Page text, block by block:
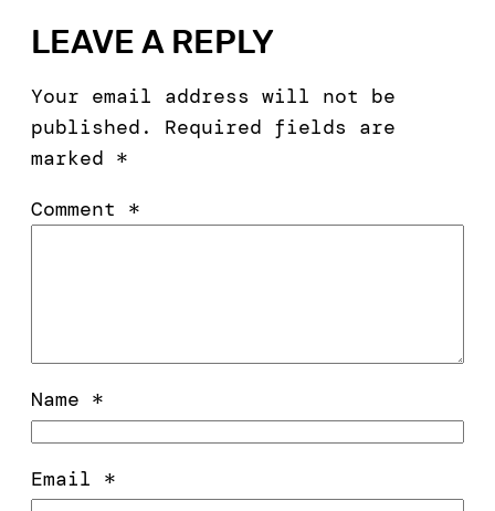
LEAVE A REPLY
Your email address will not be
published.
Required fields are
marked *
Comment *
Name *
Email *